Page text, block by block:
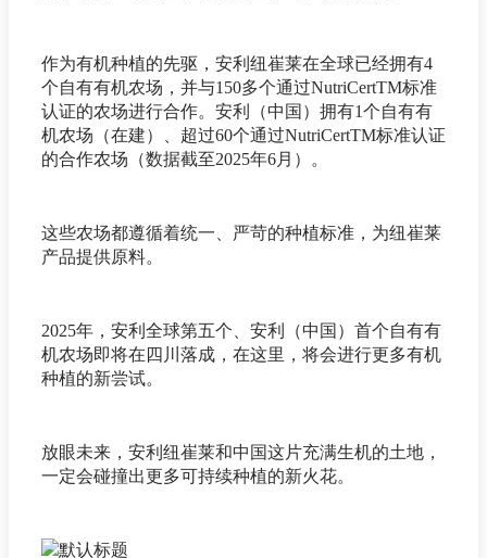
作为有机种植的先驱，安利纽崔莱在全球已经拥有4
个自有有机农场，并与150多个通过NutriCertTM标准
认证的农场进行合作。安利（中国）拥有1个自有有
机农场（在建）、超过60个通过NutriCertTM标准认证
的合作农场（数据截至2025年6月）。
这些农场都遵循着统一、严苛的种植标准，为纽崔莱
产品提供原料。
2025年，安利全球第五个、安利（中国）首个自有有
机农场即将在四川落成，在这里，将会进行更多有机
种植的新尝试。
放眼未来，安利纽崔莱和中国这片充满生机的土地，
一定会碰撞出更多可持续种植的新火花。